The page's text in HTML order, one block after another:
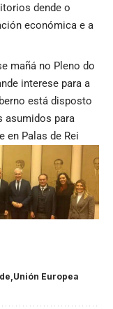
dende o
económica e a
mañá no Pleno do
interese para a
está disposto
asumidos para
en Palas de Rei
Unión Europea